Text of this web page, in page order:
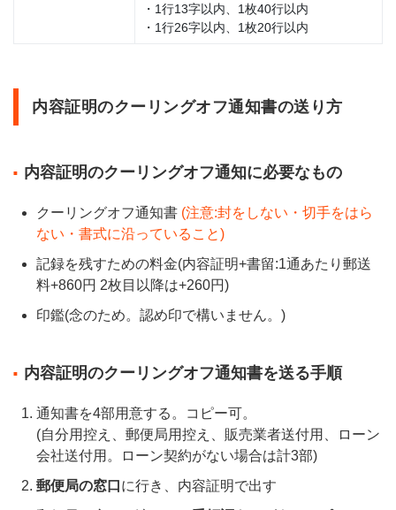
・1行13字以内、1枚40行以内
・1行26字以内、1枚20行以内
内容証明のクーリングオフ通知書の送り方
内容証明のクーリングオフ通知に必要なもの
クーリングオフ通知書 (注意:封をしない・切手をはら
ない・書式に沿っていること)
記録を残すための料金(内容証明+書留:1通あたり郵送
料+860円 2枚目以降は+260円)
印鑑(念のため。認め印で構いません。)
内容証明のクーリングオフ通知書を送る手順
通知書を4部用意する。コピー可。
(自分用控え、郵便局用控え、販売業者送付用、ローン
会社送付用。ローン契約がない場合は計3部)
郵便局の窓口 に行き、内容証明で出す